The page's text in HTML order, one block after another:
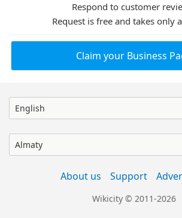
Respond to customer
Request is free and takes only
Claim your Business
English
Almaty
About us Support
Wikicity © 2011-2026